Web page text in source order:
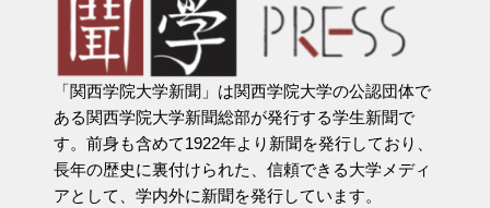
「関西学院大学新聞」は関西学院大学の公認団体で
ある関西学院大学新聞総部が発行する学生新聞で
す。前身も含めて1922年より新聞を発行しており、
長年の歴史に裏付けられた、信頼できる大学メディ
アとして、学内外に新聞を発行しています。